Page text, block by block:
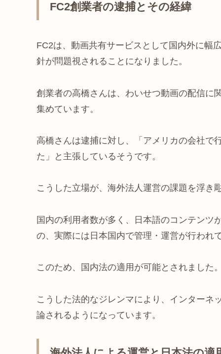
FC2創業者の逮捕とその経緯
FC2は、動画共有サービスとして国内外に幅
針が問題視されることになりました。
創業者の高橋さんは、わいせつ動画の配信に
集めています。
高橋さんは逮捕に対し、「アメリカの会社で
た」と主張しているそうです。
こうした立場が、海外法人運営の課題を浮き
国内の利用者数が多く、日本語のコンテンツ
の、実際には日本国内で管理・運営が行われ
このため、国内法の適用が可能とされました
こうした法的なジレンマにより、インターネ
論されるようになっています。